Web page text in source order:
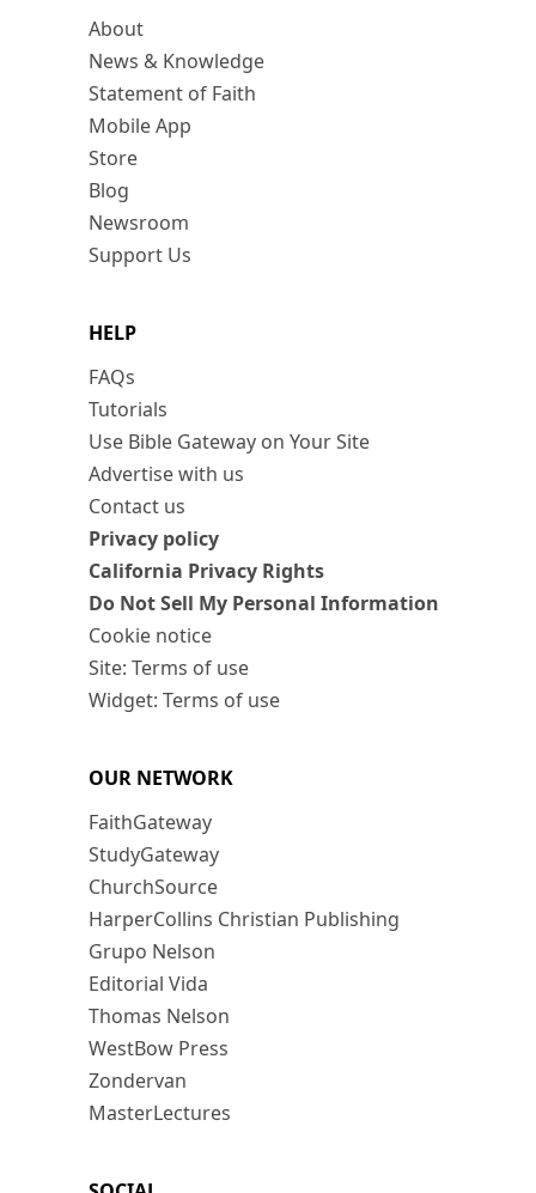
About
News & Knowledge
Statement of Faith
Mobile App
Store
Blog
Newsroom
Support Us
HELP
FAQs
Tutorials
Use Bible Gateway on Your Site
Advertise with us
Contact us
Privacy policy
California Privacy Rights
Do Not Sell My Personal Information
Cookie notice
Site: Terms of use
Widget: Terms of use
OUR NETWORK
FaithGateway
StudyGateway
ChurchSource
HarperCollins Christian Publishing
Grupo Nelson
Editorial Vida
Thomas Nelson
WestBow Press
Zondervan
MasterLectures